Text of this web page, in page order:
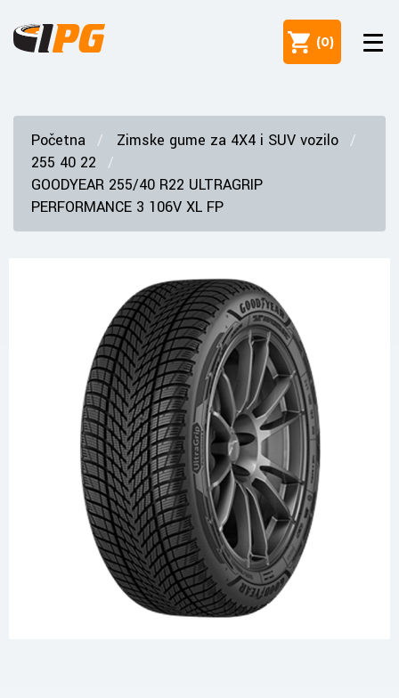
(0)
Početna
Zimske gume za 4X4 i SUV vozilo
255 40 22
GOODYEAR 255/40 R22 ULTRAGRIP
PERFORMANCE 3 106V XL FP